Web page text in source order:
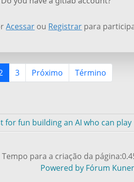
Acessar ou Registrar para
3 Próximo Término
for fun building an AI who can
Tempo para a criação da
Powered by Fórum